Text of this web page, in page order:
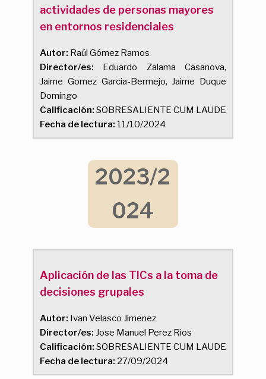
actividades de personas mayores
en entornos residenciales
Autor: Raúl Gómez Ramos
Director/es: Eduardo Zalama Casanova,
Jaime Gomez Garcia-Bermejo, Jaime Duque
Domingo
Calificación: SOBRESALIENTE CUM LAUDE
Fecha de lectura: 11/10/2024
2023/2
024
Aplicación de las TICs a la toma de
decisiones grupales
Autor: Ivan Velasco Jimenez
Director/es: Jose Manuel Perez Rios
Calificación: SOBRESALIENTE CUM LAUDE
Fecha de lectura: 27/09/2024